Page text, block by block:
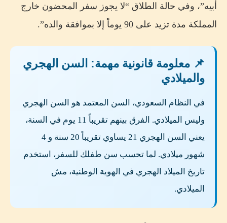
أبيه”، وفي حالة الطلاق “لا يجوز سفر المحضون خارج
المملكة مدة تزيد على 90 يوماً إلا بموافقة والده”.
📌 معلومة قانونية مهمة: السن الهجري
والميلادي
في النظام السعودي، السن المعتمد هو السن الهجري
وليس الميلادي. الفرق بينهم تقريباً 11 يوم في السنة،
يعني السن الهجري 21 يساوي تقريباً 20 سنة و 4
شهور ميلادي. لما تحسب سن طفلك للسفر، استخدم
تاريخ الميلاد الهجري في الهوية الوطنية، مش
الميلادي.